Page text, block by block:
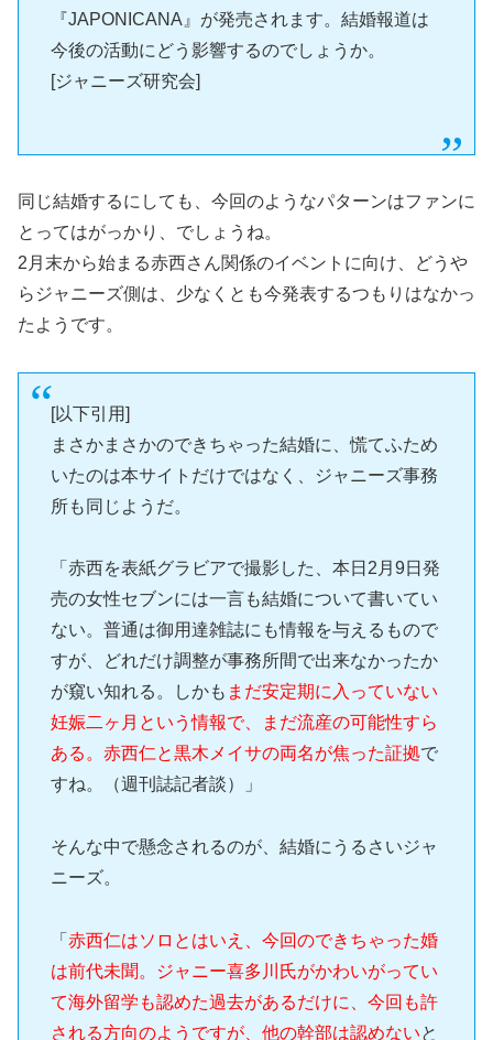
『JAPONICANA』が発売されます。結婚報道は
今後の活動にどう影響するのでしょうか。
[ジャニーズ研究会]
同じ結婚するにしても、今回のようなパターンはファンに
とってはがっかり、でしょうね。
2月末から始まる赤西さん関係のイベントに向け、どうや
らジャニーズ側は、少なくとも今発表するつもりはなかっ
たようです。
[以下引用]
まさかまさかのできちゃった結婚に、慌てふため
いたのは本サイトだけではなく、ジャニーズ事務
所も同じようだ。
「赤西を表紙グラビアで撮影した、本日2月9日発
売の女性セブンには一言も結婚について書いてい
ない。普通は御用達雑誌にも情報を与えるもので
すが、どれだけ調整が事務所間で出来なかったか
が窺い知れる。しかも まだ安定期に入っていない
妊娠二ヶ月という情報で、まだ流産の可能性すら
ある。赤西仁と黒木メイサの両名が焦った証拠で
すね。（週刊誌記者談）」
そんな中で懸念されるのが、結婚にうるさいジャ
ニーズ。
「 赤西仁はソロとはいえ、今回のできちゃった婚
は前代未聞。ジャニー喜多川氏がかわいがってい
て海外留学も認めた過去があるだけに、今回も許
される方向のようですが、他の幹部は認めないと